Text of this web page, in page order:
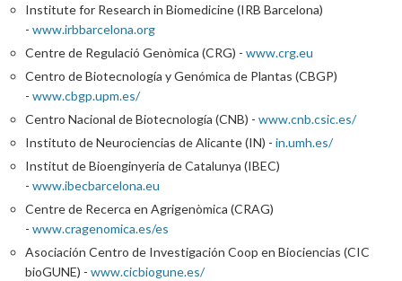
Institute for Research in Biomedicine (IRB Barcelona)
- www.irbbarcelona.org
Centre de Regulació Genòmica (CRG) - www.crg.eu
Centro de Biotecnología y Genómica de Plantas (CBGP)
- www.cbgp.upm.es/
Centro Nacional de Biotecnología (CNB) - www.cnb.csic.es/
Instituto de Neurociencias de Alicante (IN) - in.umh.es/
Institut de Bioenginyeria de Catalunya (IBEC)
- www.ibecbarcelona.eu
Centre de Recerca en Agrigenòmica (CRAG)
- www.cragenomica.es/es
Asociación Centro de Investigación Coop en Biociencias (CIC
bioGUNE) - www.cicbiogune.es/